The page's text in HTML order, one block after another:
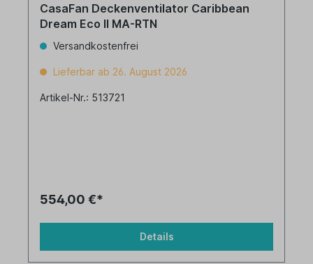
CasaFan Deckenventilator Caribbean
Dream Eco II MA-RTN
Versandkostenfrei
Lieferbar ab 26. August 2026
Artikel-Nr.: 513721
554,00 €*
Details